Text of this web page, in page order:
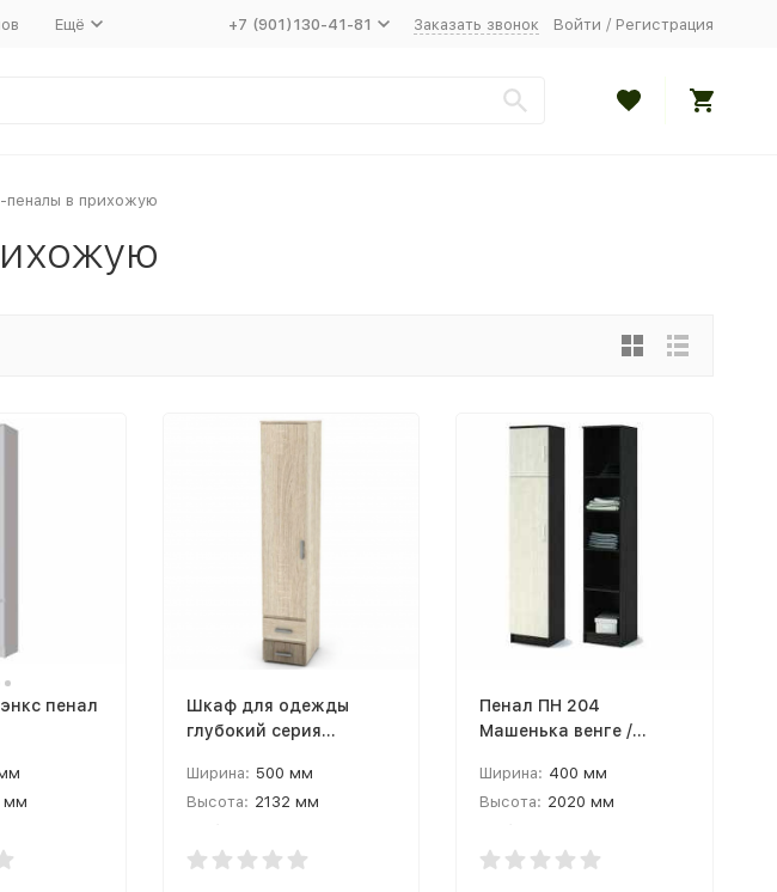
Ещё +7 (901)130-41-81 Заказать звонок Войти / Регистрация
в прихожую
пенал
мм
Шкаф для одежды
глубокий серия
52см дуб сонома
светлый
Ширина: 500 мм
Высота: 2132 мм
Пенал ПН 204
Машенька венге /
Ширина: 400 мм
Высота: 2020 мм